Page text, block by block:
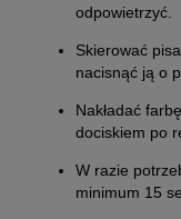
odpowietrzyć.
Skierować
nacisnąć ją o
Nakładać
dociskiem po
W razie
minimum 15